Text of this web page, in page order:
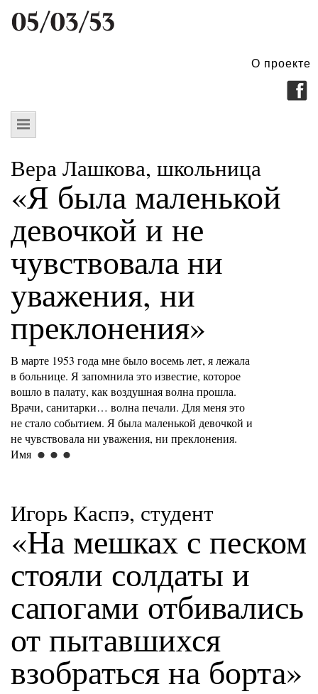
О проекте
Вера Лашкова, школьница
«Я была маленькой
девочкой и не
чувствовала ни
уважения, ни
преклонения»
В марте 1953 года мне было восемь лет, я лежала
в больнице. Я запомнила это известие, которое
вошло в палату, как воздушная волна прошла.
Врачи, санитарки… волна печали. Для меня это
не стало событием. Я была маленькой девочкой и
не чувствовала ни уважения, ни преклонения.
Имя
Игорь Каспэ, студент
«На мешках с песком
стояли солдаты и
сапогами отбивались
от пытавшихся
взобраться на борта»